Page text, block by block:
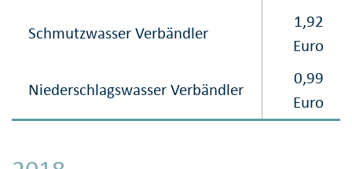
Schmutzwasser Verbändler
1,92
Euro
Niederschlagswasser Verbändler
0,99
Euro